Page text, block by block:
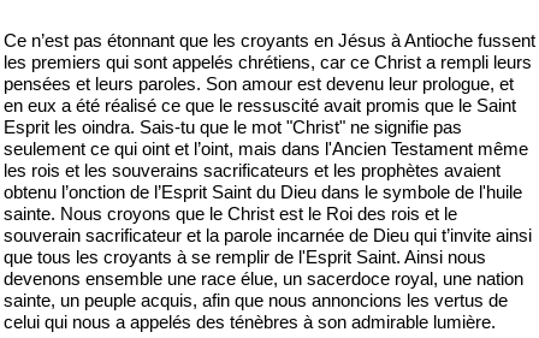
Ce n’est pas étonnant que les croyants en Jésus à Antioche fussent
les premiers qui sont appelés chrétiens, car ce Christ a rempli leurs
pensées et leurs paroles. Son amour est devenu leur prologue, et
en eux a été réalisé ce que le ressuscité avait promis que le Saint
Esprit les oindra. Sais-tu que le mot "Christ" ne signifie pas
seulement ce qui oint et l’oint, mais dans l'Ancien Testament même
les rois et les souverains sacrificateurs et les prophètes avaient
obtenu l’onction de l’Esprit Saint du Dieu dans le symbole de l'huile
sainte. Nous croyons que le Christ est le Roi des rois et le
souverain sacrificateur et la parole incarnée de Dieu qui t’invite ainsi
que tous les croyants à se remplir de l'Esprit Saint. Ainsi nous
devenons ensemble une race élue, un sacerdoce royal, une nation
sainte, un peuple acquis, afin que nous annoncions les vertus de
celui qui nous a appelés des ténèbres à son admirable lumière.